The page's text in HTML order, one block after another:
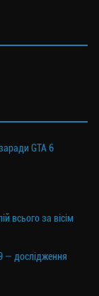
GTA 6
всього за вісім
— дослідження